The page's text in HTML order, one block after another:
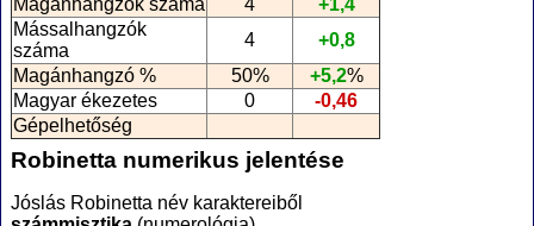
Mássalhangzók
száma
4
+0,8
Magánhangzó %
50% +5,2%
Magyar ékezetes
0
-0,46
Gépelhetőség
Robinetta numerikus jelentése
Jóslás Robinetta név karaktereiből